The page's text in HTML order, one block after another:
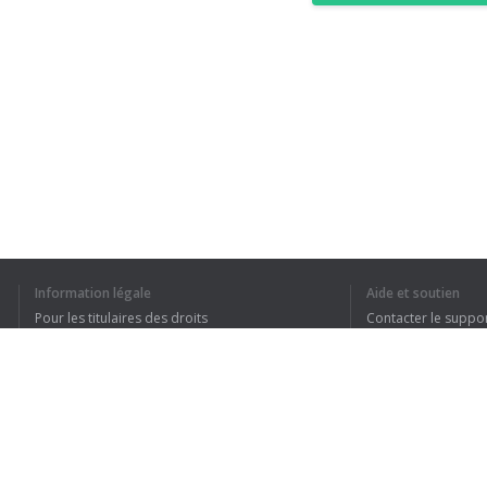
Information légale
Pour les titulaires des droits
Aide et soutien
Contacter le